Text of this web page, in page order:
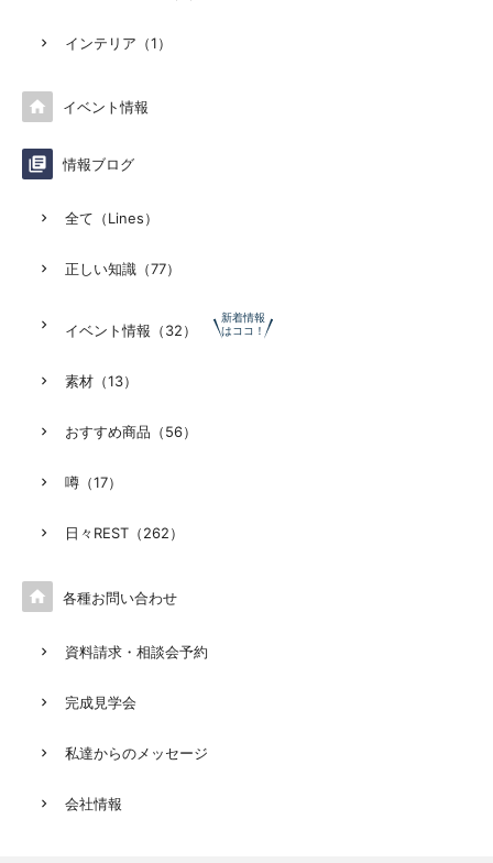
インテリア（1）
 イベント情報
 情報ブログ
全て（Lines）
正しい知識（77）
イベント情報（32）
新着情報
はココ！
素材（13）
おすすめ商品（56）
噂（17）
日々REST（262）
 各種お問い合わせ
資料請求・相談会予約
完成見学会
私達からのメッセージ
会社情報